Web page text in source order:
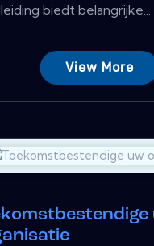
biedt belangrijke...
View More